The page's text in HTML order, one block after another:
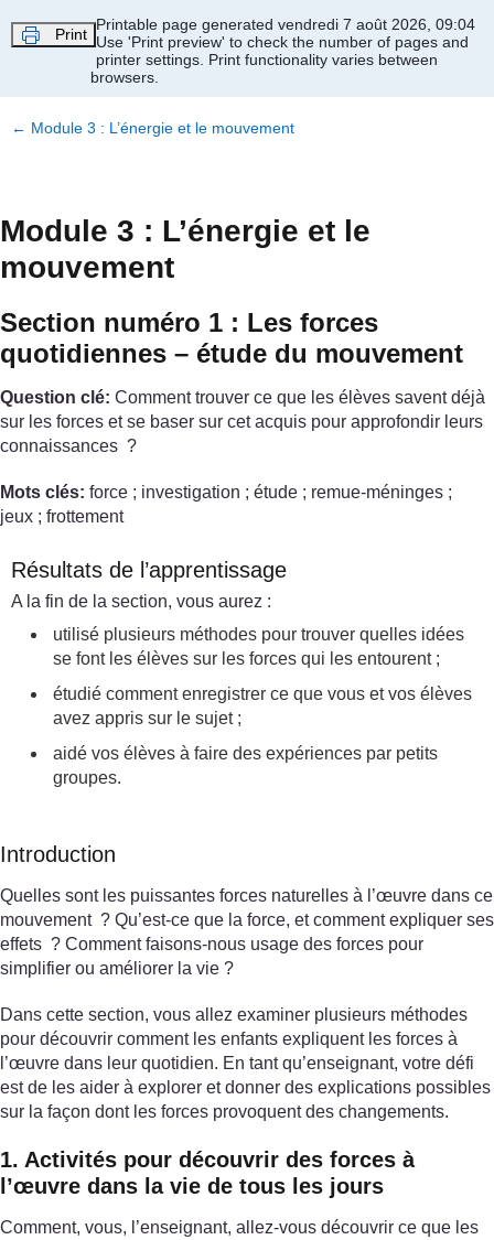
Print
Printable page generated vendredi 7 août 2026, 09:04
Use 'Print preview' to check the number of pages and
printer settings. Print functionality varies between
browsers.
← Module 3 : L’énergie et le mouvement
Module 3 : L’énergie et le
mouvement
Section numéro 1 : Les forces
quotidiennes – étude du mouvement
Question clé: Comment trouver ce que les élèves savent déjà
sur les forces et se baser sur cet acquis pour approfondir leurs
connaissances ?
Mots clés: force ; investigation ; étude ; remue-méninges ;
jeux ; frottement
Résultats de l’apprentissage
A la fin de la section, vous aurez :
utilisé plusieurs méthodes pour trouver quelles idées
se font les élèves sur les forces qui les entourent ;
étudié comment enregistrer ce que vous et vos élèves
avez appris sur le sujet ;
aidé vos élèves à faire des expériences par petits
groupes.
Introduction
Quelles sont les puissantes forces naturelles à l’œuvre dans ce
mouvement ? Qu’est-ce que la force, et comment expliquer ses
effets ? Comment faisons-nous usage des forces pour
simplifier ou améliorer la vie ?
Dans cette section, vous allez examiner plusieurs méthodes
pour découvrir comment les enfants expliquent les forces à
l’œuvre dans leur quotidien. En tant qu’enseignant, votre défi
est de les aider à explorer et donner des explications possibles
sur la façon dont les forces provoquent des changements.
1. Activités pour découvrir des forces à
l’œuvre dans la vie de tous les jours
Comment, vous, l’enseignant, allez-vous découvrir ce que les